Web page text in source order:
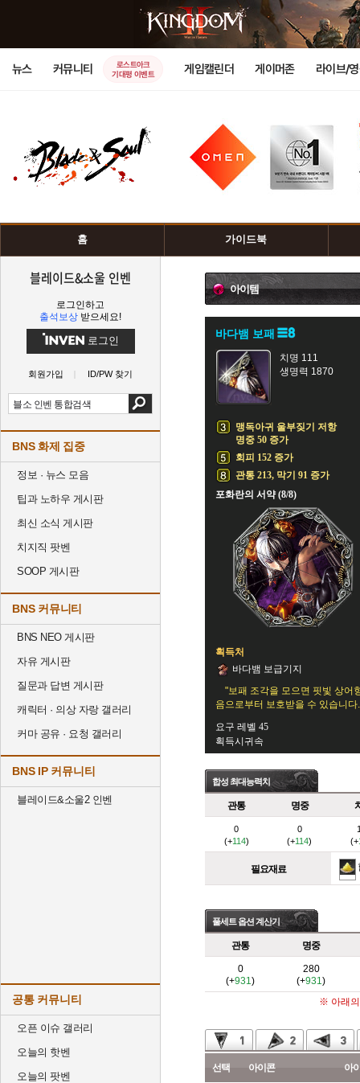
뉴스 커뮤니티
로스트아크
기대평 이벤트
게임캘린더 게이머존 라이브/
홈 가이드북
블레이드&소울 인벤
로그인하고
출석보상 받으세요!
로그인
회원가입 ID/PW 찾기
BNS 화제 집중
정보 · 뉴스 모음
팁과 노하우 게시판
최신 소식 게시판
치지직 팟벤
SOOP 게시판
BNS 커뮤니티
BNS NEO 게시판
자유 게시판
질문과 답변 게시판
캐릭터 · 의상 자랑 갤러리
커마 공유 · 요청 갤러리
BNS IP 커뮤니티
블레이드&소울2 인벤
공통 커뮤니티
오픈 이슈 갤러리
오늘의 핫벤
오늘의 팟벤
아이템
바다뱀 보패
치명 111
생명력 1870
맹독아귀 울부짖기 저항
명중 50 증가
회피 152 증가
관통 213, 막기 91 증가
포화란의 서약 (8/8)
획득처
바다뱀 보급기지
"보패 조각을 모으면 핏빛 상어
음으로부터 보호받을 수 있습니다
요구 레벨 45
획득시귀속
합성 최대능력치
관통 명중
0
(+114)
0
(+114)
(+
필요재료
풀세트 옵션 계산기
관통 명중
0
(+931)
280
(+931)
※ 아래의
선택 아이콘 아